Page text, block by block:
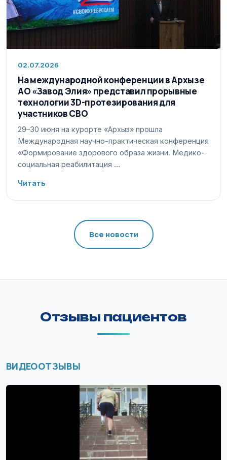
02.07.2026
На международной конференции в Архызе
АО «Завод Элия» представил прорывные
технологии 3D-протезирования для
участников СВО
29–30 июня на курорте «Архыз» прошла
Международная научно-практическая конференция
«Формирование здорового образа жизни. Медико-
социальная реабилитация …
Читать
Все новости
Отзывы пациентов
ВИДЕООТЗЫВЫ